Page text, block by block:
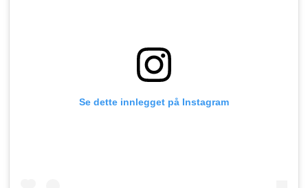
Se dette innlegget på Instagram